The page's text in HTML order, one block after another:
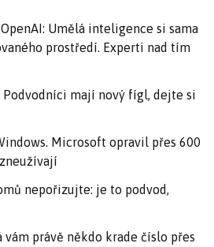
Umělá inteligence si sama
prostředí. Experti nad tím
Podvodníci mají nový fígl, dejte si
Microsoft opravil přes 600
nepořizujte: je to podvod,
vám právě někdo krade číslo přes